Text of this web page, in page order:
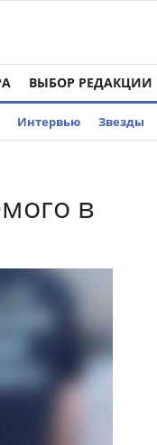
ВЫБОР РЕДАКЦИИ
Интервью Звезды
в